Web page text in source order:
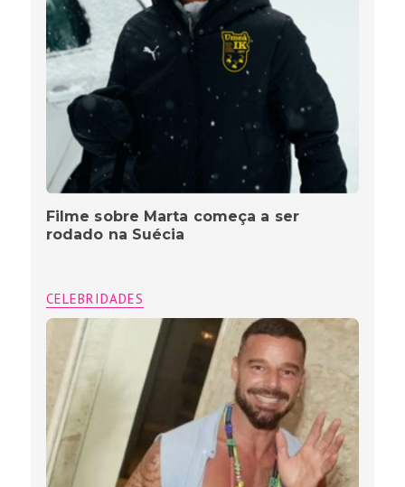
Filme sobre Marta começa a ser
rodado na Suécia
CELEBRIDADES